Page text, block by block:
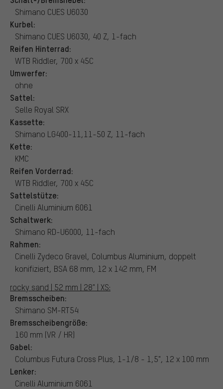
Shimano CUES U6030
Kurbel:
Shimano CUES U6030, 40 Z, 1-fach
Reifen Hinterrad:
WTB Riddler, 700 x 45C
Umwerfer:
ohne
Sattel:
Selle Royal SRX
Kassette:
Shimano LG400-11,11-50 Z, 11-fach
Kette:
KMC
Reifen Vorderrad:
WTB Riddler, 700 x 45C
Sattelstütze:
Cinelli Aluminium 6061
Schaltwerk:
Shimano RD-U6000, 11-fach
Rahmen:
Cinelli Zydeco Gravel, Columbus Aluminium, doppelt
konifiziert, BSA 68 mm, 12 x 142 mm, FM
rocky sand | 52 mm | 28" | XS:
Bremsscheiben:
Shimano SM-RT54
Bremsscheibengröße:
160 mm (VR / HR)
Gabel:
Columbus Futura Cross Plus, 1-1/8 - 1,5", 12 x 100 mm
Lenker:
Cinelli Aluminium 6061